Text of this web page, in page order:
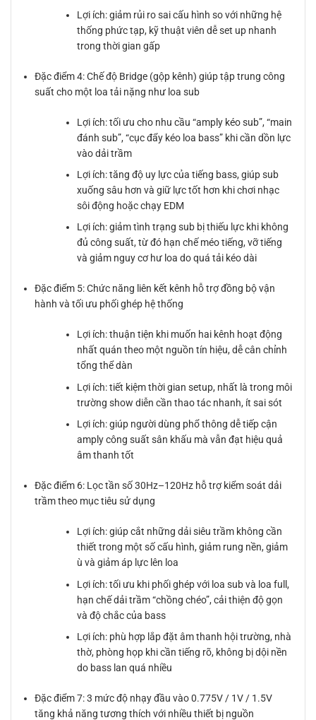
Lợi ích: giảm rủi ro sai cấu hình so với những hệ
thống phức tạp, kỹ thuật viên dễ set up nhanh
trong thời gian gấp
Đặc điểm 4: Chế độ Bridge (gộp kênh) giúp tập trung công
suất cho một loa tải nặng như loa sub
Lợi ích: tối ưu cho nhu cầu “amply kéo sub”, “main
đánh sub”, “cục đẩy kéo loa bass” khi cần dồn lực
vào dải trầm
Lợi ích: tăng độ uy lực của tiếng bass, giúp sub
xuống sâu hơn và giữ lực tốt hơn khi chơi nhạc
sôi động hoặc chạy EDM
Lợi ích: giảm tình trạng sub bị thiếu lực khi không
đủ công suất, từ đó hạn chế méo tiếng, vỡ tiếng
và giảm nguy cơ hư loa do quá tải kéo dài
Đặc điểm 5: Chức năng liên kết kênh hỗ trợ đồng bộ vận
hành và tối ưu phối ghép hệ thống
Lợi ích: thuận tiện khi muốn hai kênh hoạt động
nhất quán theo một nguồn tín hiệu, dễ cân chỉnh
tổng thể dàn
Lợi ích: tiết kiệm thời gian setup, nhất là trong môi
trường show diễn cần thao tác nhanh, ít sai sót
Lợi ích: giúp người dùng phổ thông dễ tiếp cận
amply công suất sân khấu mà vẫn đạt hiệu quả
âm thanh tốt
Đặc điểm 6: Lọc tần số 30Hz–120Hz hỗ trợ kiểm soát dải
trầm theo mục tiêu sử dụng
Lợi ích: giúp cắt những dải siêu trầm không cần
thiết trong một số cấu hình, giảm rung nền, giảm
ù và giảm áp lực lên loa
Lợi ích: tối ưu khi phối ghép với loa sub và loa full,
hạn chế dải trầm “chồng chéo”, cải thiện độ gọn
và độ chắc của bass
Lợi ích: phù hợp lắp đặt âm thanh hội trường, nhà
thờ, phòng họp khi cần tiếng rõ, không bị dội nền
do bass lan quá nhiều
Đặc điểm 7: 3 mức độ nhạy đầu vào 0.775V / 1V / 1.5V
tăng khả năng tương thích với nhiều thiết bị nguồn